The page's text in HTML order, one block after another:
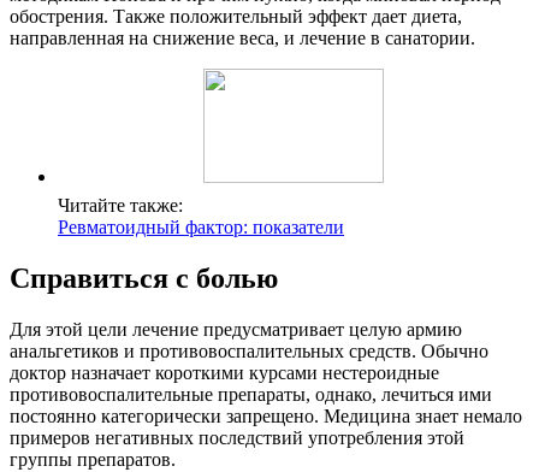
обострения. Также положительный эффект дает диета,
направленная на снижение веса, и лечение в санатории.
Читайте также:
Ревматоидный фактор: показатели
Справиться с болью
Для этой цели лечение предусматривает целую армию
анальгетиков и противовоспалительных средств. Обычно
доктор назначает короткими курсами нестероидные
противовоспалительные препараты, однако, лечиться ими
постоянно категорически запрещено. Медицина знает немало
примеров негативных последствий употребления этой
группы препаратов.